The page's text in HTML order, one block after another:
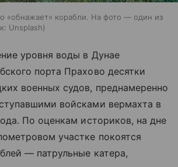
«обнажает» корабли. На фото — один из
Unsplash
уровня воды в Дунае
порта Прахово десятки
военных судов, преднамеренно
войсками вермахта в
По оценкам историков, на дне
участке покоятся
— патрульные катера,